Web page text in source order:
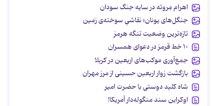
اهرام مِروئه در سایه جنگ سودان
جنگل‌های یونان؛ نقاشیِ سوخته‌ی زمین
تازه‌ترین وضعیت تنگه هرمز
۱۰ خط قرمز در دعوای همسران
جمع‌آوری موکب‌های اربعین در کربلا
بازگشت زوار اربعین حسینی از مرز مهران
شاه کلید دوستی با حضرت امیر
اوکراین سند منگوله‌دار آمریکا!